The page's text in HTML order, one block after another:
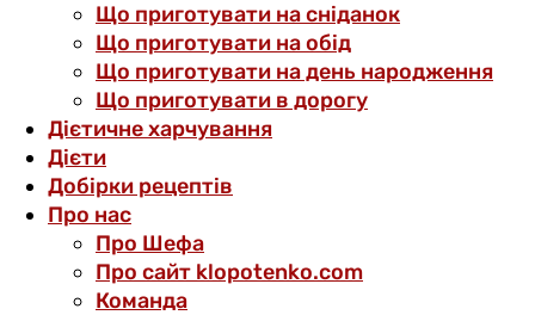
Що приготувати на сніданок
Що приготувати на обід
Що приготувати на день народження
Що приготувати в дорогу
Дієтичне харчування
Дієти
Добірки рецептів
Про нас
Про Шефа
Про сайт klopotenko.com
Команда